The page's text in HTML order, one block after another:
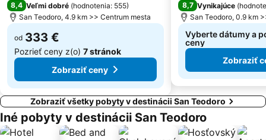
8,4 Veľmi dobré (hodnotenia: 555)
San Teodoro, 4.9 km >> Centrum mesta
od 333 €
Pozrieť ceny z(o) 7 stránok
Zobraziť ceny
8,7 Vynikajúce (
San Teodoro, 0.9 km
Vyberte dátumy a
ceny
Zobraziť
Zobraziť všetky pobyty v destinácii San Teodoro
Iné pobyty v destinácii San Teodoro